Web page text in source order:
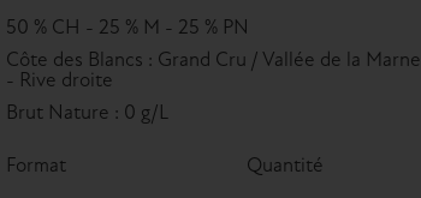
50 % CH - 25 % M - 25 % PN
Côte des Blancs : Grand Cru / Vallée de la Marne
- Rive droite
Brut Nature : 0 g/L
Format Quantité